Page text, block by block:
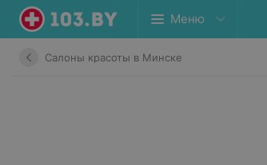
Меню
Салоны красоты в Минске